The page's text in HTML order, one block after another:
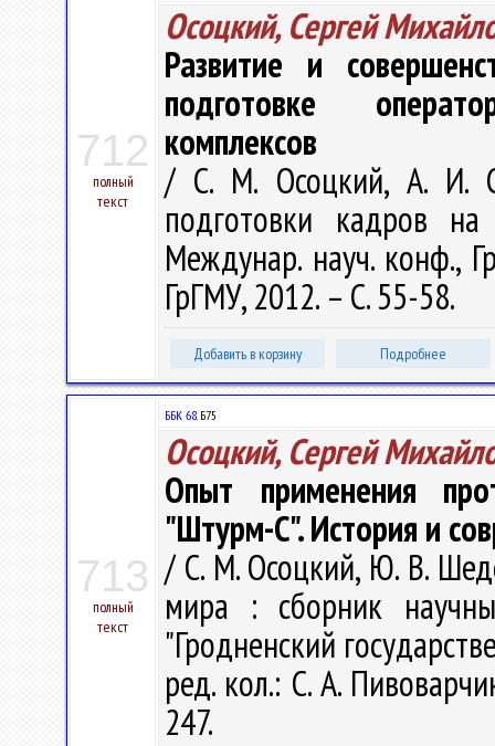
712
полный
текст
Осоцкий, Сергей
Развитие и
подготовке
комплексов
/ С. М. Осоцкий, А. И.
подготовки кадров
Междунар. науч. конф.,
ГрГМУ, 2012. – С. 55-58.
Добавить в корзину Подробнее
713
полный
текст
ББК 68.Б75
Осоцкий, Сергей
Опыт применения
"Штурм-С". История и
/ С. М. Осоцкий, Ю. В.
мира : сборник
"Гродненский
ред. кол.: С. А.
247.